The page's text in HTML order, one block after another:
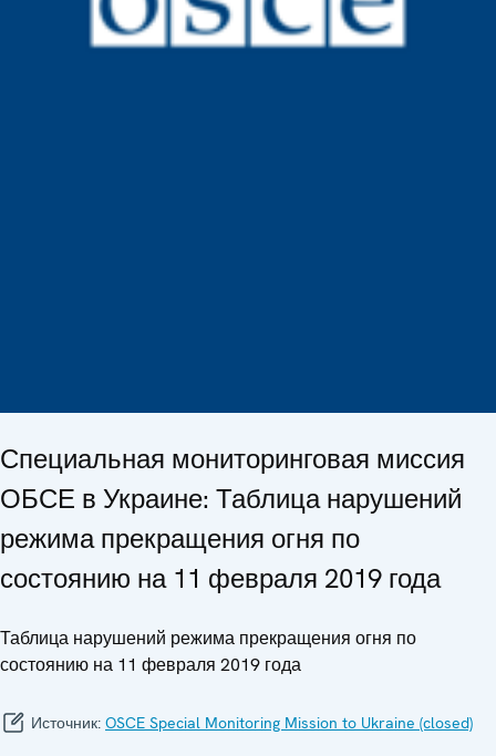
Специальная мониторинговая миссия
ОБСЕ в Украине: Таблица нарушений
режима прекращения огня по
состоянию на 11 февраля 2019 года
Таблица нарушений режима прекращения огня по
состоянию на 11 февраля 2019 года
Источник: OSCE Special Monitoring Mission to Ukraine (closed)